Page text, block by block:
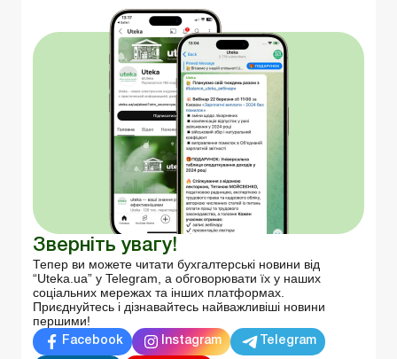
Зверніть увагу!
Тепер ви можете читати бухгалтерські новини від
“Uteka.ua” у Telegram, а обговорювати їх у наших
соціальних мережах та інших платформах.
Приєднуйтесь і дізнавайтесь найважливіші новини
першими!
Facebook Instagram Telegram